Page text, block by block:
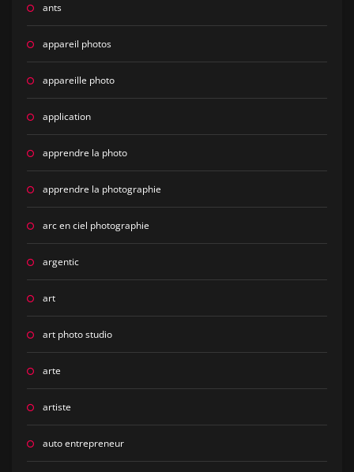
ants
appareil photos
appareille photo
application
apprendre la photo
apprendre la photographie
arc en ciel photographie
argentic
art
art photo studio
arte
artiste
auto entrepreneur